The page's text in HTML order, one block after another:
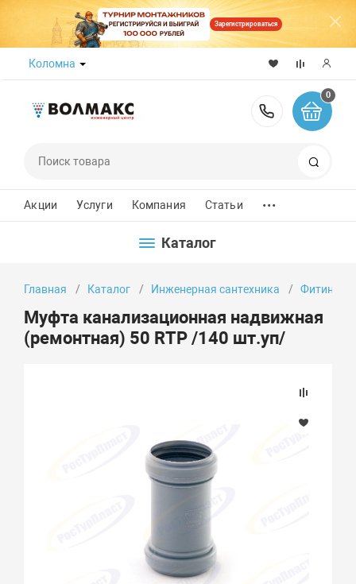
Зарегистрироваться
Коломна
8 (800)
0
Акции Услуги Компания Статьи ...
Каталог
Главная Каталог Инженерная сантехника Фитинги
Муфта канализационная надвижная
(ремонтная) 50 RTP /140 шт.уп/